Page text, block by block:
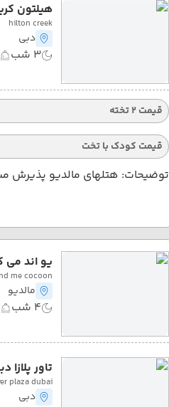
هیلتون
hilton creek
دبی
3 شب
قیمت 2 تخته
قیمت کودک با تخت
توضیحات: هتلهای مالدیو پذیرش
یو اند
me cocoon
مالدیو
4 شب
تاور پلازا
plaza dubai
دبی